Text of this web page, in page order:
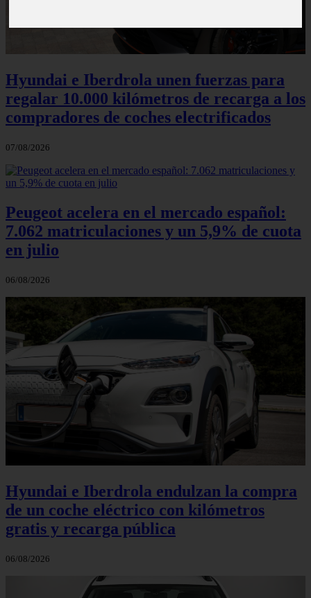
Hyundai e Iberdrola unen fuerzas para
regalar 10.000 kilómetros de recarga a los
compradores de coches electrificados
07/08/2026
Peugeot acelera en el mercado español:
7.062 matriculaciones y un 5,9% de cuota
en julio
06/08/2026
Hyundai e Iberdrola endulzan la compra
de un coche eléctrico con kilómetros
gratis y recarga pública
06/08/2026